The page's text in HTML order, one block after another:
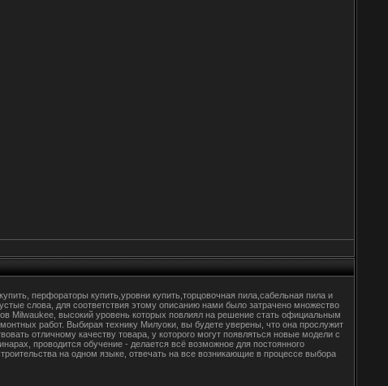
перфораторы купить,уровни купить,торцовочная пила,сабельная пила и
слова, для соответствия этому описанию нами было затрачено множество
Milwaukee, высокий уровень которых повлиял на решение стать официальным
работ. Выбирая технику Милуоки, вы будете уверены, что она прослужит
отличному качеству товара, у которого могут появляться новые модели с
проводится обучение - делается всё возможное для постоянного
на одном языке, отвечать на все возникающие в процессе выбора